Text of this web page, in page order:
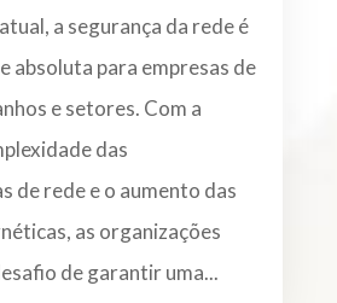
a segurança da rede é
absoluta para empresas de
e setores. Com a
das
de rede e o aumento das
as organizações
de garantir uma...